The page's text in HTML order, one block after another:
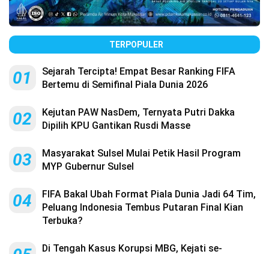
TERPOPULER
01
Sejarah Tercipta! Empat Besar Ranking FIFA
Bertemu di Semifinal Piala Dunia 2026
02
Kejutan PAW NasDem, Ternyata Putri Dakka
Dipilih KPU Gantikan Rusdi Masse
03
Masyarakat Sulsel Mulai Petik Hasil Program
MYP Gubernur Sulsel
04
FIFA Bakal Ubah Format Piala Dunia Jadi 64 Tim,
Peluang Indonesia Tembus Putaran Final Kian
Terbuka?
Di Tengah Kasus Korupsi MBG, Kejati se-